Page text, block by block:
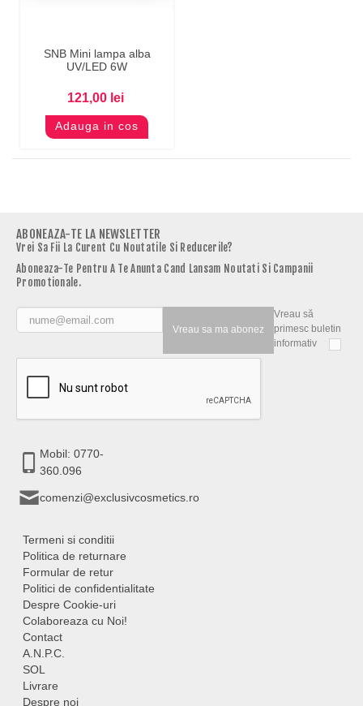
SNB Mini lampa alba
UV/LED 6W
121,00 lei
Adauga in cos
ABONEAZA-TE LA NEWSLETTER
Vrei Sa Fii La Curent Cu Noutatile Si Reducerile?
Aboneaza-Te Pentru A Te Anunta Cand Lansam Noutati Si Campanii
Promotionale.
Vreau sa ma abonez
Vreau să
primesc buletin
informativ
Termeni si conditii
Politica de returnare
Formular de retur
Politici de confidentialitate
Despre Cookie-uri
Colaboreaza cu Noi!
Contact
A.N.P.C.
SOL
Livrare
Despre noi
Mobil: 0770-
360.096
comenzi@exclusivcosmetics.ro